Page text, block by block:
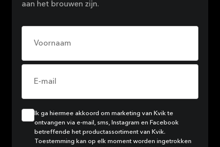
aan het brouwen zijn.
Voornaam
E-mail
Ik ga hiermee akkoord om marketing van Kvik te
ontvangen via e-mail, sms, Instagram en Facebook
betreffende het productassortiment van Kvik.
Toestemming kan op elk moment worden ingetrokken